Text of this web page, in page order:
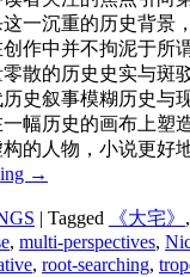
一沉重的历史背景
作中并不拘泥于所
散的历史史实与斑
史叙事模糊历史与
幅历史的画布上塑
的人物，小说更好
→
| Tagged 《大宅》 ,
, multi-perspectives,
, root-searching,